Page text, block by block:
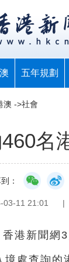
五年規劃
澳 ->社會
名
：
03-11 21:01 |
香港新聞網
境處查詢的